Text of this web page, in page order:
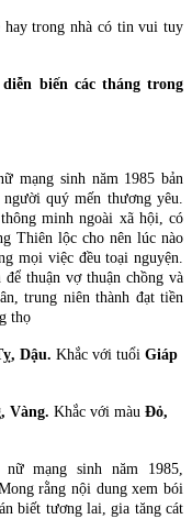
trong nhà có tin vui tuy
biến các tháng trong
mạng sinh năm 1985 bản
quý mến thương yêu.
minh ngoài xã hội, có
Thiên lộc cho nên lúc nào
mọi việc đều toại nguyện.
thuận vợ thuận chồng và
trung niên thành đạt tiền
thọ
Dậu. Khắc với tuổi Giáp
Vàng. Khắc với màu Đỏ,
mạng sinh năm 1985,
rằng nội dung xem bói
biết tương lai, gia tăng cát